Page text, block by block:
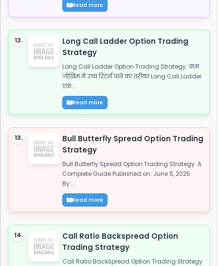
Read more
12.
Long Call Ladder Option Trading
Strategy
Long Call Ladder Option Trading Strategy: कम
जोखिम में उच्च रिटर्न पाने का तरीका Long Call Ladder
एक...
Read more
13.
Bull Butterfly Spread Option Trading
Strategy
Bull Butterfly Spread Option Trading Strategy: A
Complete Guide Published on: June 5, 2025
By:...
Read more
14.
Call Ratio Backspread Option
Trading Strategy
Call Ratio Backspread Option Trading Strategy